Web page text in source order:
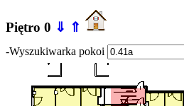
Piętro 0 ⇓ ⇑
-Wyszukiwarka pokoi